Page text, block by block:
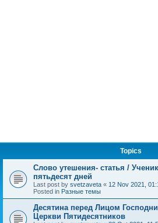
Topics
Слово утешения- статья /
пятьдесят дней
Last post by svetzaveta « 12 Nov 2021,
Posted in Разные темы
Десятина перед Лицом
Церкви Пятидесятников